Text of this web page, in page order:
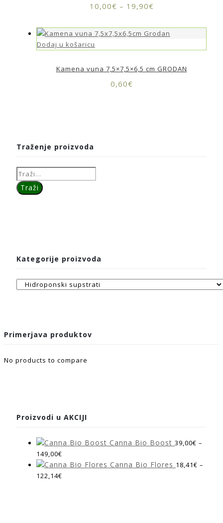
10,00€ – 19,90€
Dodaj u košaricu
Kamena vuna 7,5×7,5×6,5 cm GRODAN
0,60€
Traženje proizvoda
Kategorije proizvoda
Primerjava produktov
No products to compare
Proizvodi u AKCIJI
Canna Bio Boost 39,00€ –
149,00€
Canna Bio Flores 18,41€ –
122,14€